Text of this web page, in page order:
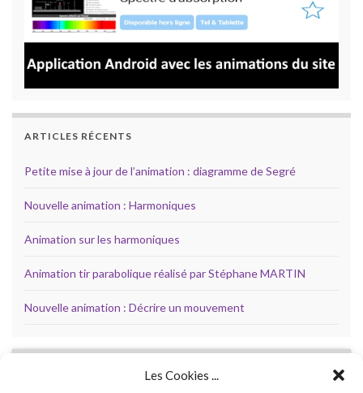
Les Cookies ...
ARTICLES RÉCENTS
Petite mise à jour de l’animation : diagramme de Segré
Nouvelle animation : Harmoniques
Animation sur les harmoniques
Animation tir parabolique réalisé par Stéphane MARTIN
Nouvelle animation : Décrire un mouvement